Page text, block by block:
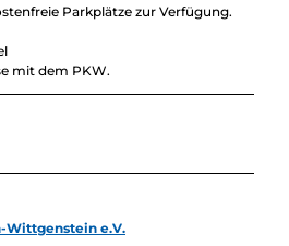
Parkplätze zur Verfügung.
mit dem PKW.
Wittgenstein e.V.